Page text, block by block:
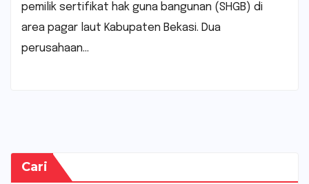
pemilik sertifikat hak guna bangunan (SHGB) di
area pagar laut Kabupaten Bekasi. Dua
perusahaan…
Cari